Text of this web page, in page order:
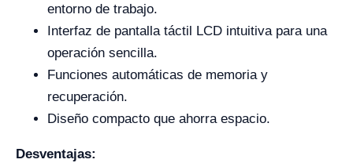
entorno de trabajo.
Interfaz de pantalla táctil LCD intuitiva para una
operación sencilla.
Funciones automáticas de memoria y
recuperación.
Diseño compacto que ahorra espacio.
Desventajas: